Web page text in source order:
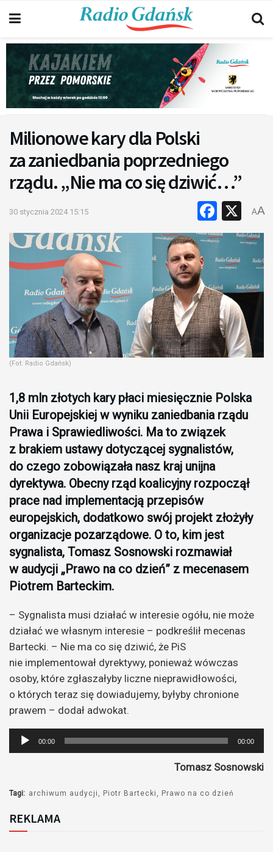
Milionowe kary dla Polski
za zaniedbania poprzedniego
rządu. „Nie ma co się dziwić…”
30 stycznia 2024 15:15 X
AA
(Fot. Radio Gdańsk)
1,8 mln złotych kary płaci miesięcznie Polska
Unii Europejskiej w wyniku zaniedbania rządu
Prawa i Sprawiedliwości. Ma to związek
z brakiem ustawy dotyczącej sygnalistów,
do czego zobowiązała nasz kraj unijna
dyrektywa. Obecny rząd koalicyjny rozpoczął
prace nad implementacją przepisów
europejskich, dodatkowo swój projekt złożyły
organizacje pozarządowe. O to, kim jest
sygnalista, Tomasz Sosnowski rozmawiał
w audycji „Prawo na co dzień” z mecenasem
Piotrem Barteckim.
– Sygnalista musi działać w interesie ogółu, nie może
działać we własnym interesie – podkreślił mecenas
Bartecki. – Nie ma co się dziwić, że PiS
nie implementował dyrektywy, ponieważ wówczas
osoby, które zgłaszałyby liczne nieprawidłowości,
o których teraz się dowiadujemy, byłyby chronione
prawem – dodał adwokat.
Odtwarzacz
plików
00:00 00:00
Tomasz Sosnowski
Tagi: archiwum audycji Piotr Bartecki Prawo na co dzień
REKLAMA